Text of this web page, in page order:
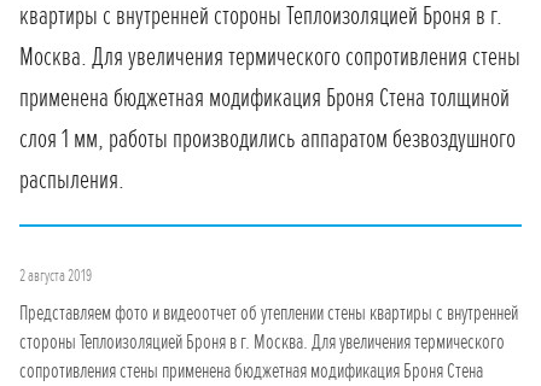
квартиры с внутренней стороны Теплоизоляцией Броня в г.
Москва. Для увеличения термического сопротивления стены
применена бюджетная модификация Броня Стена толщиной
слоя 1 мм, работы производились аппаратом безвоздушного
распыления.
2 августа 2019
Представляем фото и видеоотчет об утеплении стены квартиры с внутренней
стороны Теплоизоляцией Броня в г. Москва. Для увеличения термического
сопротивления стены применена бюджетная модификация Броня Стена